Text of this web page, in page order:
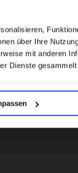
über Ihre
mit anderen
Dienste
US website